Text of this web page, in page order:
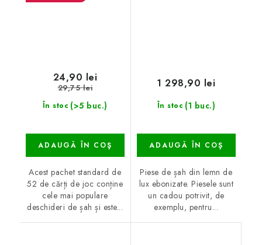
În stoc (>5 buc.)
24,90 lei
29,75 lei
ADAUGĂ ÎN COŞ
Acest pachet standard de
52 de cărți de joc conține
cele mai populare
deschideri de șah și este...
În stoc (1 buc.)
1 298,90 lei
ADAUGĂ ÎN COŞ
Piese de șah din lemn de
lux ebonizate. Piesele sunt
un cadou potrivit, de
exemplu, pentru...